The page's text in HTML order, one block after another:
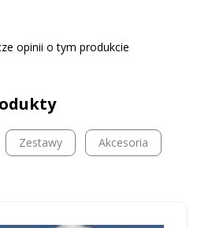
opinii o tym produkcie
Zestawy Akcesoria